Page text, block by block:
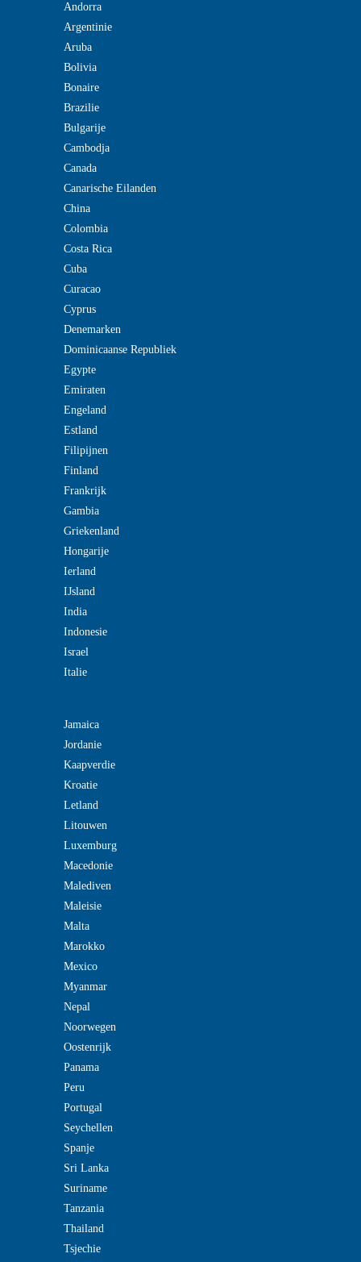
Andorra
Argentinie
Aruba
Bolivia
Bonaire
Brazilie
Bulgarije
Cambodja
Canada
Canarische Eilanden
China
Colombia
Costa Rica
Cuba
Curacao
Cyprus
Denemarken
Dominicaanse Republiek
Egypte
Emiraten
Engeland
Estland
Filipijnen
Finland
Frankrijk
Gambia
Griekenland
Hongarije
Ierland
IJsland
India
Indonesie
Israel
Italie
Jamaica
Jordanie
Kaapverdie
Kroatie
Letland
Litouwen
Luxemburg
Macedonie
Malediven
Maleisie
Malta
Marokko
Mexico
Myanmar
Nepal
Noorwegen
Oostenrijk
Panama
Peru
Portugal
Seychellen
Spanje
Sri Lanka
Suriname
Tanzania
Thailand
Tsjechie